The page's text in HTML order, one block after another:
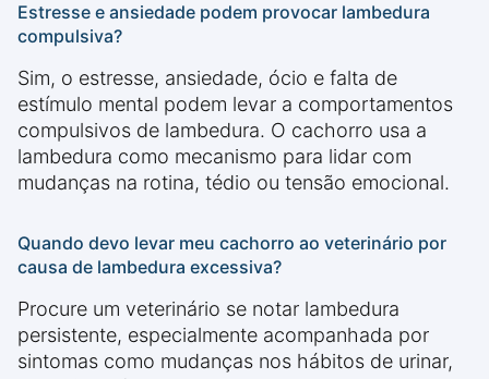
Estresse e ansiedade podem provocar lambedura
compulsiva?
Sim, o estresse, ansiedade, ócio e falta de
estímulo mental podem levar a comportamentos
compulsivos de lambedura. O cachorro usa a
lambedura como mecanismo para lidar com
mudanças na rotina, tédio ou tensão emocional.
Quando devo levar meu cachorro ao veterinário por
causa de lambedura excessiva?
Procure um veterinário se notar lambedura
persistente, especialmente acompanhada por
sintomas como mudanças nos hábitos de urinar,